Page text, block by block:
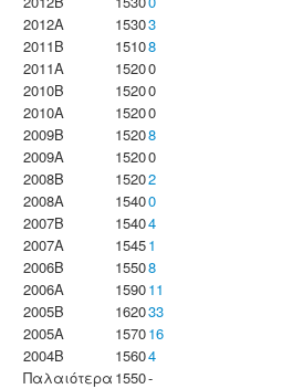
2012A
15303
2011B
15108
2011A
15200
2010B
15200
2010A
15200
2009B
15208
2009A
15200
2008B
15202
2008A
15400
2007B
15404
2007A
15451
2006B
15508
2006A
159011
2005B
162033
2005A
157016
2004B
15604
Παλαιότερα 1550-